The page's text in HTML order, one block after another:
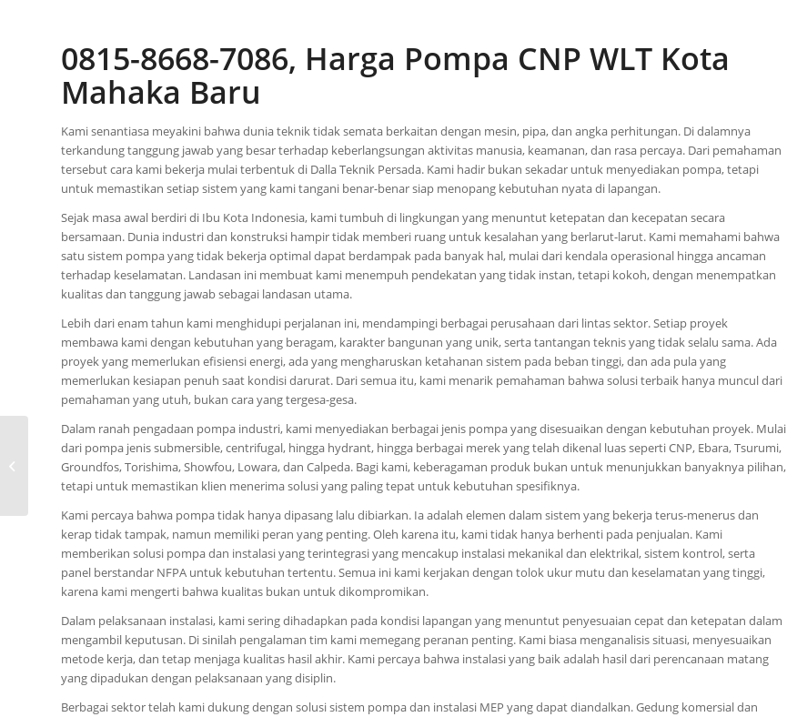
0815-8668-7086, Harga Pompa CNP WLT Kota
Mahaka Baru
Kami senantiasa meyakini bahwa dunia teknik tidak semata berkaitan dengan mesin, pipa, dan angka perhitungan. Di dalamnya
terkandung tanggung jawab yang besar terhadap keberlangsungan aktivitas manusia, keamanan, dan rasa percaya. Dari pemahaman
tersebut cara kami bekerja mulai terbentuk di Dalla Teknik Persada. Kami hadir bukan sekadar untuk menyediakan pompa, tetapi
untuk memastikan setiap sistem yang kami tangani benar-benar siap menopang kebutuhan nyata di lapangan.
Sejak masa awal berdiri di Ibu Kota Indonesia, kami tumbuh di lingkungan yang menuntut ketepatan dan kecepatan secara
bersamaan. Dunia industri dan konstruksi hampir tidak memberi ruang untuk kesalahan yang berlarut-larut. Kami memahami bahwa
satu sistem pompa yang tidak bekerja optimal dapat berdampak pada banyak hal, mulai dari kendala operasional hingga ancaman
terhadap keselamatan. Landasan ini membuat kami menempuh pendekatan yang tidak instan, tetapi kokoh, dengan menempatkan
kualitas dan tanggung jawab sebagai landasan utama.
Lebih dari enam tahun kami menghidupi perjalanan ini, mendampingi berbagai perusahaan dari lintas sektor. Setiap proyek
membawa kami dengan kebutuhan yang beragam, karakter bangunan yang unik, serta tantangan teknis yang tidak selalu sama. Ada
proyek yang memerlukan efisiensi energi, ada yang mengharuskan ketahanan sistem pada beban tinggi, dan ada pula yang
memerlukan kesiapan penuh saat kondisi darurat. Dari semua itu, kami menarik pemahaman bahwa solusi terbaik hanya muncul dari
pemahaman yang utuh, bukan cara yang tergesa-gesa.
Dalam ranah pengadaan pompa industri, kami menyediakan berbagai jenis pompa yang disesuaikan dengan kebutuhan proyek. Mulai
dari pompa jenis submersible, centrifugal, hingga hydrant, hingga berbagai merek yang telah dikenal luas seperti CNP, Ebara, Tsurumi,
Groundfos, Torishima, Showfou, Lowara, dan Calpeda. Bagi kami, keberagaman produk bukan untuk menunjukkan banyaknya pilihan,
tetapi untuk memastikan klien menerima solusi yang paling tepat untuk kebutuhan spesifiknya.
Kami percaya bahwa pompa tidak hanya dipasang lalu dibiarkan. Ia adalah elemen dalam sistem yang bekerja terus-menerus dan
kerap tidak tampak, namun memiliki peran yang penting. Oleh karena itu, kami tidak hanya berhenti pada penjualan. Kami
memberikan solusi pompa dan instalasi yang terintegrasi yang mencakup instalasi mekanikal dan elektrikal, sistem kontrol, serta
panel berstandar NFPA untuk kebutuhan tertentu. Semua ini kami kerjakan dengan tolok ukur mutu dan keselamatan yang tinggi,
karena kami mengerti bahwa kualitas bukan untuk dikompromikan.
Dalam pelaksanaan instalasi, kami sering dihadapkan pada kondisi lapangan yang menuntut penyesuaian cepat dan ketepatan dalam
mengambil keputusan. Di sinilah pengalaman tim kami memegang peranan penting. Kami biasa menganalisis situasi, menyesuaikan
metode kerja, dan tetap menjaga kualitas hasil akhir. Kami percaya bahwa instalasi yang baik adalah hasil dari perencanaan matang
yang dipadukan dengan pelaksanaan yang disiplin.
Berbagai sektor telah kami dukung dengan solusi sistem pompa dan instalasi MEP yang dapat diandalkan. Gedung komersial dan
0815-8668-7086, Harga
Pompa CNP NS
SWIMMING POOL Kota
Luwuk